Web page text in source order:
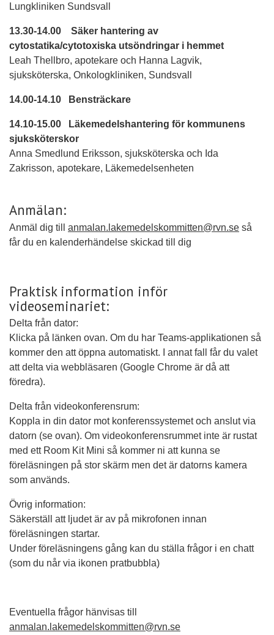
Lungkliniken Sundsvall
13.30-14.00
Säker hantering av
cytostatika/cytotoxiska utsöndringar i hemmet
Leah Thellbro, apotekare och Hanna Lagvik,
sjuksköterska, Onkologkliniken, Sundsvall
14.00-14.10 Bensträckare
14.10-15.00
Läkemedelshantering för kommunens
sjuksköterskor
Anna Smedlund Eriksson, sjuksköterska och Ida
Zakrisson, apotekare, Läkemedelsenheten
Anmälan:
Anmäl dig till anmalan.lakemedelskommitten@rvn.se så
får du en kalenderhändelse skickad till dig
Praktisk information inför
videoseminariet:
Delta från dator:
Klicka på länken ovan. Om du har Teams-applikationen så
kommer den att öppna automatiskt. I annat fall får du valet
att delta via webbläsaren (Google Chrome är då att
föredra).
Delta från videokonferensrum:
Koppla in din dator mot konferenssystemet och anslut via
datorn (se ovan). Om videokonferensrummet inte är rustat
med ett Room Kit Mini så kommer ni att kunna se
föreläsningen på stor skärm men det är datorns kamera
som används.
Övrig information:
Säkerställ att ljudet är av på mikrofonen innan
föreläsningen startar.
Under föreläsningens gång kan du ställa frågor i en chatt
(som du når via ikonen pratbubbla)
Eventuella frågor hänvisas till
anmalan.lakemedelskommitten@rvn.se